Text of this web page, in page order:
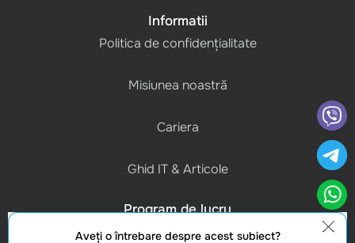
Informatii
Politica de confidențialitate
Misiunea noastră
Cariera
Ghid IT & Articole
Program de lucru
(L-V) 9:00 - 18:00
Aveţi o întrebare despre acest subiect?